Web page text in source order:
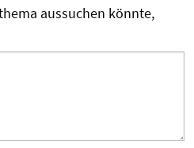
aussuchen könnte,